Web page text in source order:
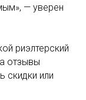
— уверен
риэлтерский
отзывы
скидки или